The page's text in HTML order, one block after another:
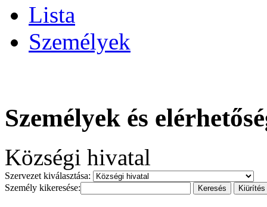
Lista
Személyek
Személyek és
Községi hivatal
Szervezet kiválasztása:
Személy kikeresése: